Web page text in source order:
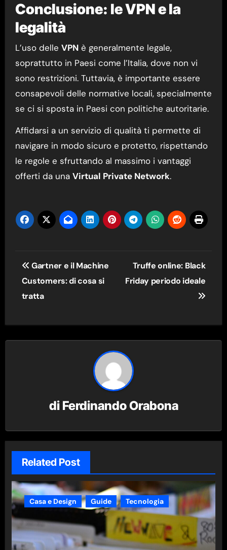
Conclusione: le VPN e la
legalità
L’uso delle VPNè generalmente legale,
soprattutto in Paesi come l’Italia, dove non vi
sono restrizioni. Tuttavia, è importante essere
consapevoli delle normative locali, specialmente
se ci si sposta in Paesi con politiche autoritarie.
Affidarsi a un servizio di qualità ti permette di
navigare in modo sicuro e protetto, rispettando
le regole e sfruttando al massimo i vantaggi
offerti da una Virtual Private Network.
Navigazione
articoli
Gartner e il Machine
Customers: di cosa si
tratta
Truffe online: Black
Friday periodo ideale
di Ferdinando Orabona
Related Post
Casa e Design Guide Tecnologia